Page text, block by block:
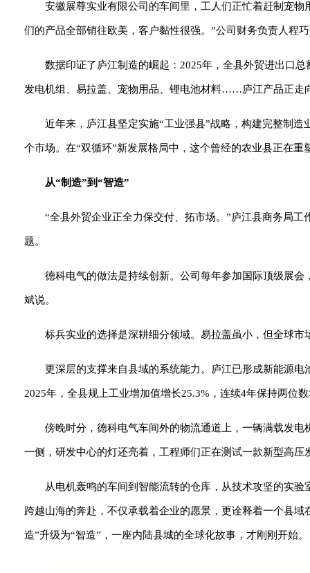
安徽展尊实业有限公司的车间里，工人们正忙着赶制宠
们的产品全部销往欧美，客户黏性很强。”公司财务负责人程
数据印证了庐江制造的崛起：2025年，全县外贸进出口
发电机组、易拉盖、宠物用品、锂电池材料……庐江产品正走
近年来，庐江县坚定实施“工业强县”战略，构建完整制
个市场。在“双循环”新发展格局中，这个曾经的农业县正在重
从“制造”到“智造”
“全县外贸企业正全力保交付、拓市场。”庐江县商务局
题。
德科电气的做法是持续创新。公司每年参加国际顶级展
斌说。
标兵实业的选择是深耕细分领域。易拉盖虽小，但全球
更深层的支撑来自县域的系统能力。庐江已形成新能源
2025年，全县规上工业增加值增长25.3%，连续4年保持两位
傍晚时分，德科电气车间外的物流通道上，一辆满载发
一侧，研发中心的灯还亮着，工程师们正在测试一款新型高
从电机轰鸣的车间到智能流转的仓库，从技术攻坚的实
跨越山海的奔赴，不仅承载着企业的愿景，更诠释着一个县
造”升级为“智造”，一座内陆县城的全球化故事，才刚刚开始